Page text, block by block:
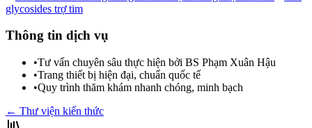
glycosides trợ tim
Thông tin dịch vụ
•Tư vấn chuyên sâu thực hiện bởi BS Phạm Xuân Hậu
•Trang thiết bị hiện đại, chuẩn quốc tế
•Quy trình thăm khám nhanh chóng, minh bạch
← Thư viện kiến thức